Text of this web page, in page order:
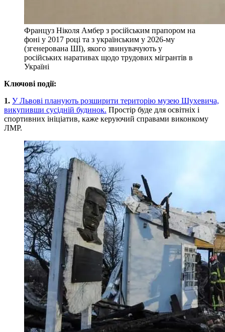
Француз Ніколя Амбер з російським прапором на
фоні у 2017 році та з українським у 2026-му
(згенерована ШІ), якого звинувачують у
російських наративах щодо трудових мігрантів в
Україні
Ключові події:
1. У Львові планують розширити територію музею Шухевича,
викупивши сусідній будинок. Простір буде для освітніх і
спортивних ініціатив, каже керуючий справами виконкому
ЛМР.